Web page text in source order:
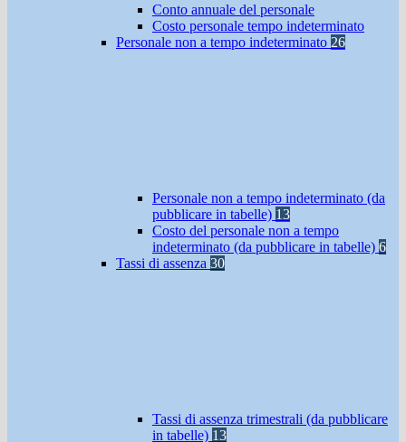
Conto annuale del personale
Costo personale tempo indeterminato
Personale non a tempo indeterminato 26
Personale non a tempo indeterminato (da
pubblicare in tabelle) 13
Costo del personale non a tempo
indeterminato (da pubblicare in tabelle) 6
Tassi di assenza 30
Tassi di assenza trimestrali (da pubblicare
in tabelle) 13